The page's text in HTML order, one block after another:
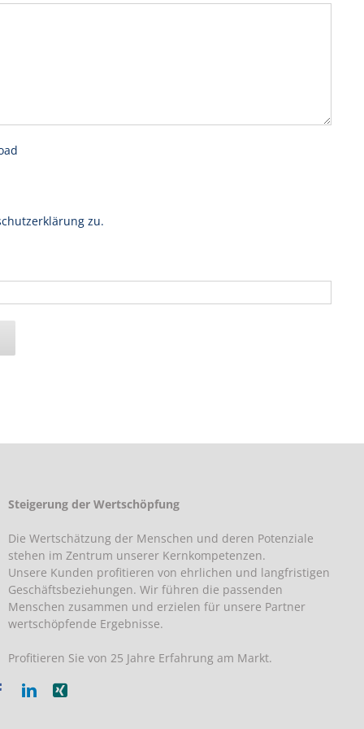
zu.
Steigerung der Wertschöpfung
Die Wertschätzung der Menschen und deren Potenziale
stehen im Zentrum unserer Kernkompetenzen.
Unsere Kunden profitieren von ehrlichen und langfristigen
Geschäftsbeziehungen. Wir führen die passenden
Menschen zusammen und erzielen für unsere Partner
wertschöpfende Ergebnisse.
Profitieren Sie von 25 Jahre Erfahrung am Markt.